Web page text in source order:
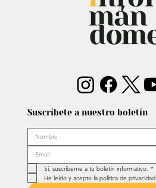
narcotráfico
Suscríbete a nuestro boletín
Sí, suscríbeme a tu boletín informativo. *
He leído y acepto la política de privacidad